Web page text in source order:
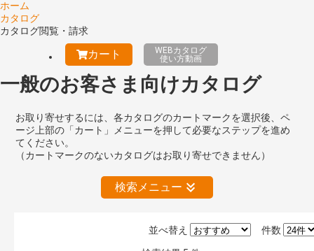
ホーム
カタログ
カタログ閲覧・請求
カート
WEBカタログ
使い方動画
一般のお客さま向けカタログ
お取り寄せするには、各カタログのカートマークを選択後、ペ
ージ上部の「カート」メニューを押して必要なステップを進め
てください。
（カートマークのないカタログはお取り寄せできません）
検索メニュー
件数
並べ替え